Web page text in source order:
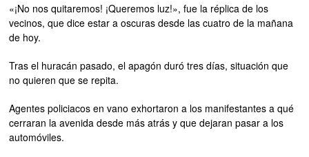
«¡No nos quitaremos! ¡Queremos luz!», fue la réplica de los
vecinos, que dice estar a oscuras desde las cuatro de la mañana
de hoy.
Tras el huracán pasado, el apagón duró tres días, situación que
no quieren que se repita.
Agentes policiacos en vano exhortaron a los manifestantes a qué
cerraran la avenida desde más atrás y que dejaran pasar a los
automóviles.